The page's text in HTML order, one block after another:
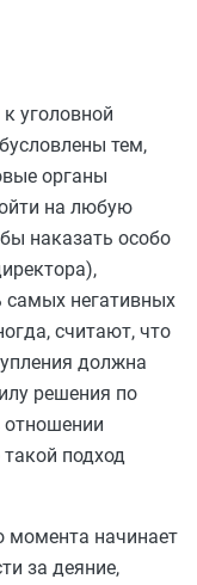
уголовной
тем,
органы
на любую
наказать особо
самых негативных
считают, что
должна
решения по
отношении
подход
момента начинает
за деяние,